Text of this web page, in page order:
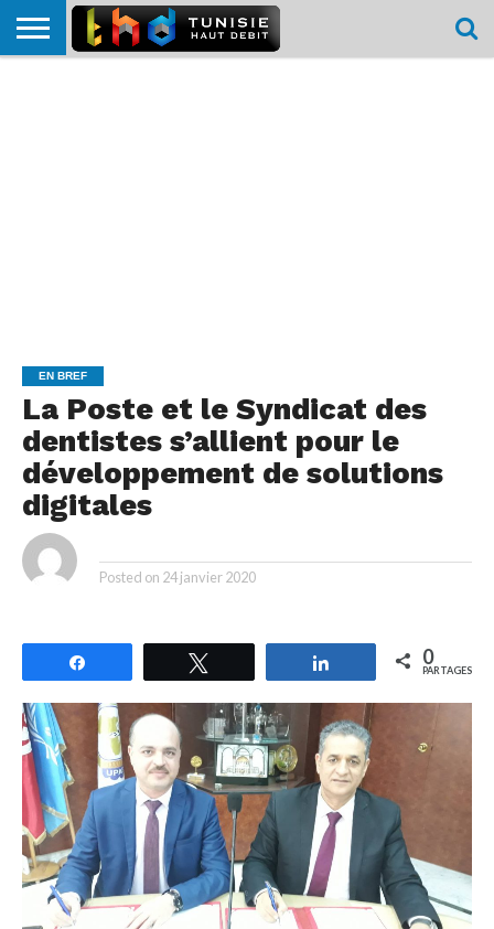
EN BREF
La Poste et le Syndicat des
dentistes s’allient pour le
développement de solutions
digitales
Posted on 24 janvier 2020
Partagez 0
PARTAGES